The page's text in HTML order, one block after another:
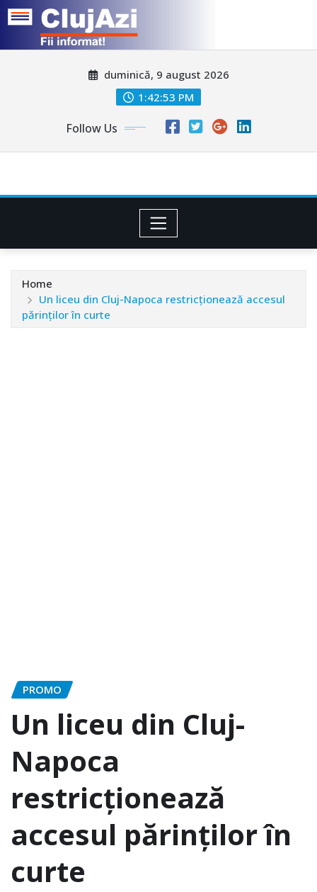
duminică, 9 august 2026
1:42:56 PM
Follow Us
Home
Un liceu din Cluj-Napoca restricţionează accesul
părinţilor în curte
PROMO
Un liceu din Cluj-
Napoca
restricţionează
accesul părinţilor în
curte